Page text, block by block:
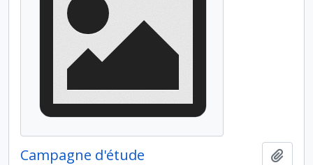
Campagne d'étude